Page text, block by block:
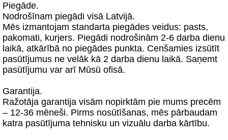
Piegāde.
Nodrošīnam piegādi visā Latvijā.
Mēs izmantojam standarta piegādes veidus: pasts,
pakomati, kurjers. Piegādi nodrošinām 2-6 darba dienu
laikā, atkārībā no piegādes punkta. Cenšamies izsūtīt
pasūtījumus ne velāk kā 2 darba dienu laikā. Saņemt
pasūtījumu var arī Mūsū ofisā.
Garantija.
Ražotāja garantija visām nopirktām pie mums precēm
– 12-36 mēneši. Pirms nosūtīšanas, mēs pārbaudam
katra pasūtījuma tehnisku un vizuālu darba kārtību.